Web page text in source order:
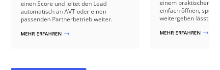
einen Score und leitet den Lead
automatisch an AVT oder einen
passenden Partnerbetrieb weiter.
MEHR ERFAHREN $
einem praktischen
einfach öffnen,
weitergeben lässt.
MEHR ERFAHREN $